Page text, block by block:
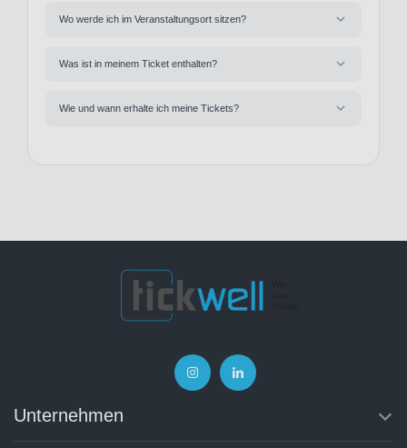
Wo werde ich im Veranstaltungsort sitzen?
Was ist in meinem Ticket enthalten?
Wie und wann erhalte ich meine Tickets?
Unternehmen